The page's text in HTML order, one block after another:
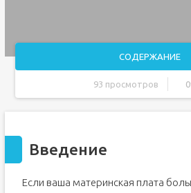
СОДЕРЖАНИЕ
93 просмотров
Шаг 2
Шаг 4
Введение
Если ваша материнская плата